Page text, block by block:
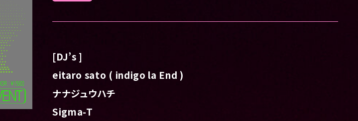
[DJ’s ]
eitaro sato ( indigo la End )
ナナジュウハチ
Sigma-T